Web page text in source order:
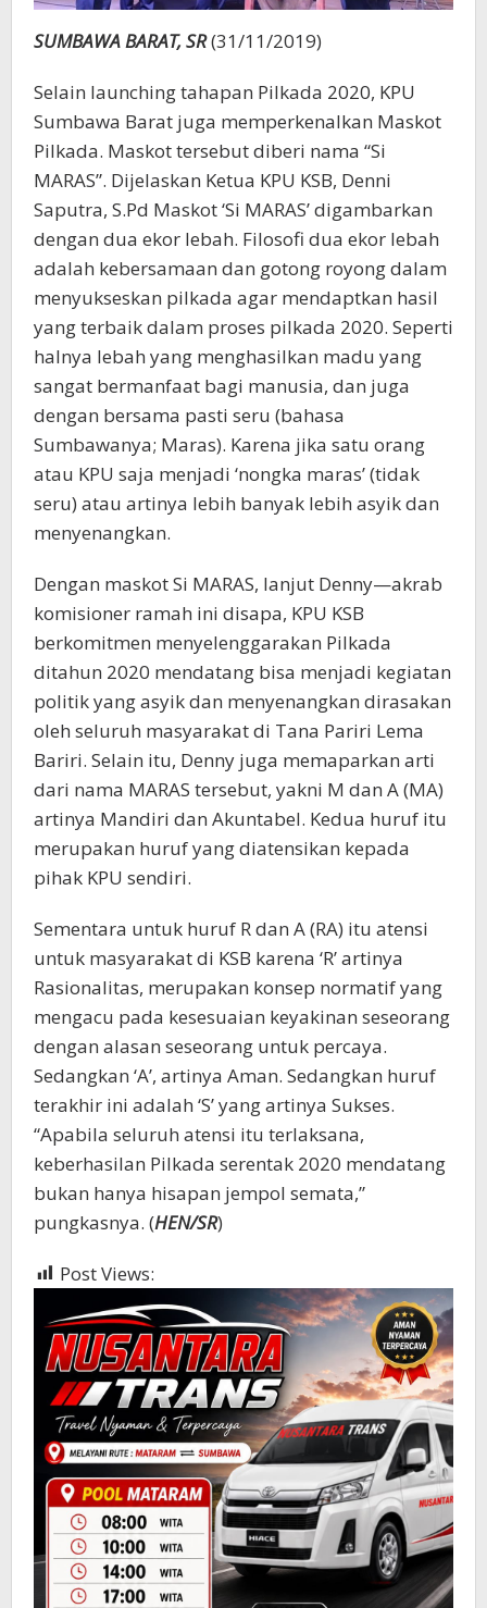
SUMBAWA BARAT, SR(31/11/2019)
Selain launching tahapan Pilkada 2020, KPU
Sumbawa Barat juga memperkenalkan Maskot
Pilkada. Maskot tersebut diberi nama “Si
MARAS”. Dijelaskan Ketua KPU KSB, Denni
Saputra, S.Pd Maskot ‘Si MARAS’ digambarkan
dengan dua ekor lebah. Filosofi dua ekor lebah
adalah kebersamaan dan gotong royong dalam
menyukseskan pilkada agar mendaptkan hasil
yang terbaik dalam proses pilkada 2020. Seperti
halnya lebah yang menghasilkan madu yang
sangat bermanfaat bagi manusia, dan juga
dengan bersama pasti seru (bahasa
Sumbawanya; Maras). Karena jika satu orang
atau KPU saja menjadi ‘nongka maras’ (tidak
seru) atau artinya lebih banyak lebih asyik dan
menyenangkan.
Dengan maskot Si MARAS, lanjut Denny—akrab
komisioner ramah ini disapa, KPU KSB
berkomitmen menyelenggarakan Pilkada
ditahun 2020 mendatang bisa menjadi kegiatan
politik yang asyik dan menyenangkan dirasakan
oleh seluruh masyarakat di Tana Pariri Lema
Bariri. Selain itu, Denny juga memaparkan arti
dari nama MARAS tersebut, yakni M dan A (MA)
artinya Mandiri dan Akuntabel. Kedua huruf itu
merupakan huruf yang diatensikan kepada
pihak KPU sendiri.
Sementara untuk huruf R dan A (RA) itu atensi
untuk masyarakat di KSB karena ‘R’ artinya
Rasionalitas, merupakan konsep normatif yang
mengacu pada kesesuaian keyakinan seseorang
dengan alasan seseorang untuk percaya.
Sedangkan ‘A’, artinya Aman. Sedangkan huruf
terakhir ini adalah ‘S’ yang artinya Sukses.
“Apabila seluruh atensi itu terlaksana,
keberhasilan Pilkada serentak 2020 mendatang
bukan hanya hisapan jempol semata,”
pungkasnya. (HEN/SR)
Post Views: